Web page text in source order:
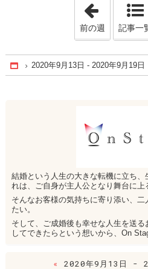
「2020
前の週 記事一
Home
2020年9月13日 - 2020年9月19日
結婚という人生の大きな転機に立ち
れは、ご自身が主人公となり舞台に上
そんなお客様の気持ちに寄り添い、
たい。
そして、ご成婚後も幸せな人生を送
してできたらという想いから、On
« 2020年9月13日 -